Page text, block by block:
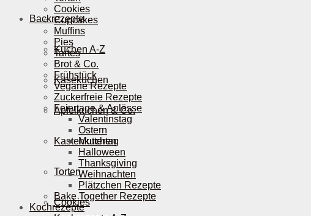
Backrezepte
Kuchen A-Z
Käsekuchen
Apfelkuchen & Co.
Kastenkuchen
Torten
Cookies
Cookies
Cupcakes
Muffins
Pies
Tartes
Brot & Co.
Frühstück
Vegane Rezepte
Zuckerfreie Rezepte
Feiertage & Anlässe
Valentinstag
Ostern
Muttertag
Halloween
Thanksgiving
Weihnachten
Plätzchen Rezepte
Bake Together Rezepte
Kochrezepte